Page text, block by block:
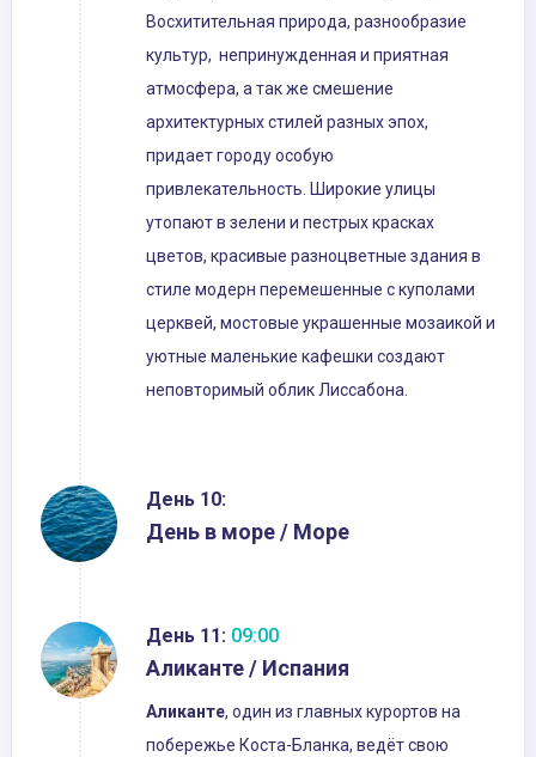
Восхитительная природа, разнообразие
культур, непринужденная и приятная
атмосфера, а так же смешение
архитектурных стилей разных эпох,
придает городу особую
привлекательность. Широкие улицы
утопают в зелени и пестрых красках
цветов, красивые разноцветные здания в
стиле модерн перемешенные с куполами
церквей, мостовые украшенные мозаикой и
уютные маленькие кафешки создают
неповторимый облик Лиссабона.
День 10:
День в море / Море
День 11: 09:00
Аликанте / Испания
Аликанте, один из главных курортов на
побережье Коста-Бланка, ведёт свою